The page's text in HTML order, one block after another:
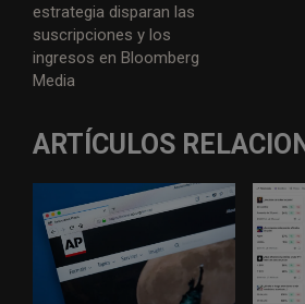
estrategia disparan las
suscripciones y los
ingresos en Bloomberg
Media
ARTÍCULOS